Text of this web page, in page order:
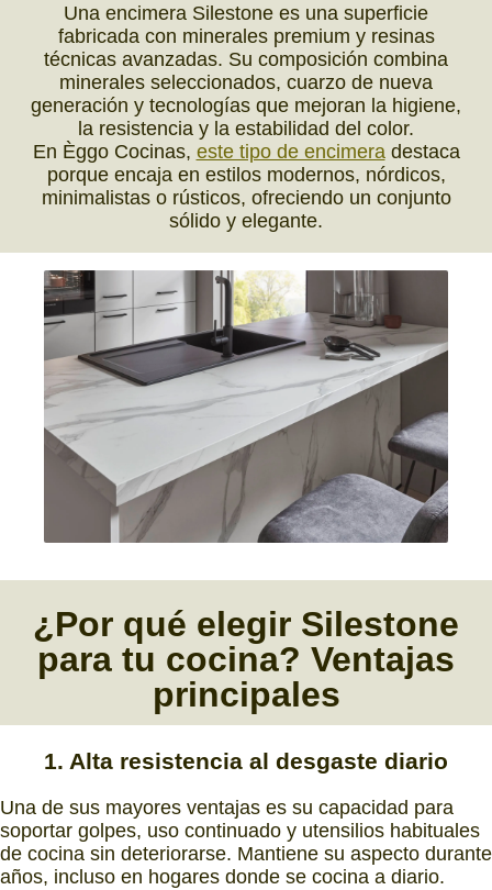
Una encimera Silestone es una superficie
fabricada con minerales premium y resinas
técnicas avanzadas. Su composición combina
minerales seleccionados, cuarzo de nueva
generación y tecnologías que mejoran la higiene,
la resistencia y la estabilidad del color.
En Èggo Cocinas, este tipo de encimera destaca
porque encaja en estilos modernos, nórdicos,
minimalistas o rústicos, ofreciendo un conjunto
sólido y elegante.
¿Por qué elegir Silestone
para tu cocina? Ventajas
principales
1. Alta resistencia al desgaste diario
Una de sus mayores ventajas es su capacidad para
soportar golpes, uso continuado y utensilios habituales
de cocina sin deteriorarse. Mantiene su aspecto durante
años, incluso en hogares donde se cocina a diario.